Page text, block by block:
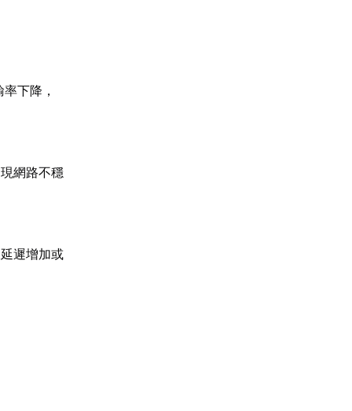
下降，
網路不穩
遲增加或